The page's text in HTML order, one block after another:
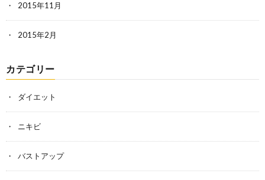
2015年11月
2015年2月
カテゴリー
ダイエット
ニキビ
バストアップ